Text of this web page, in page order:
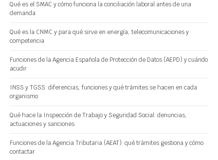
Qué es el SMAC y cómo funciona la conciliación laboral antes de una
demanda
Qué es la CNMC y para qué sirve en energía, telecomunicaciones y
competencia
Funciones de la Agencia Española de Protección de Datos (AEPD) y cuándo
acudir
INSS y TGSS: diferencias, funciones y qué trámites se hacen en cada
organismo
Qué hace la Inspección de Trabajo y Seguridad Social: denuncias,
actuaciones y sanciones
Funciones de la Agencia Tributaria (AEAT): qué trámites gestiona y cómo
contactar